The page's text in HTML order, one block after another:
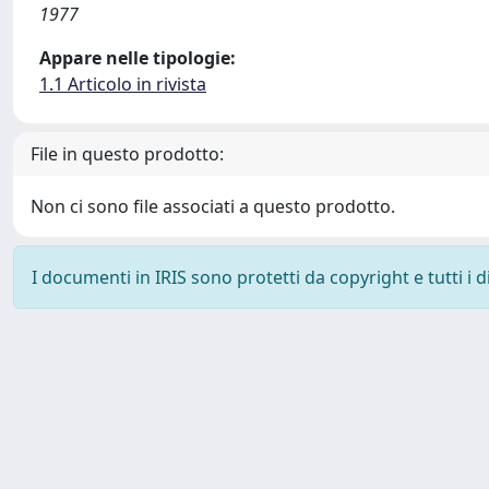
1977
Appare nelle tipologie:
1.1 Articolo in rivista
File in questo prodotto:
Non ci sono file associati a questo prodotto.
I documenti in IRIS sono protetti da copyright e tutti i